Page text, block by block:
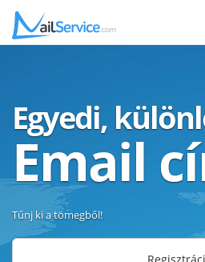
Egyedi,
Email
Tűnj ki a tömegből!